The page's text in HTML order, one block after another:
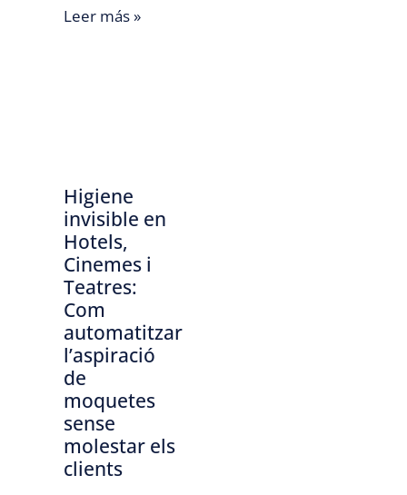
Leer más »
Higiene
invisible en
Hotels,
Cinemes i
Teatres:
Com
automatitzar
l’aspiració
de
moquetes
sense
molestar els
clients